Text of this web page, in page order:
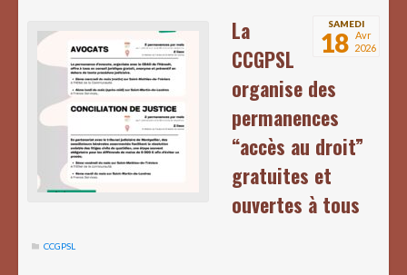
SAMEDI
18 Avr
2026
La
CCGPSL
organise des
permanences
“accès au droit”
gratuites et
ouvertes à tous
CCGPSL